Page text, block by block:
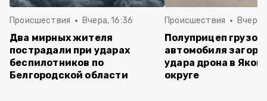
Происшествия Вчера, 16:36
Два мирных жителя
пострадали при ударах
беспилотников по
Белгородской области
Происшествия Вчера,
Полуприцеп
автомобиля
удара дрона в
округе